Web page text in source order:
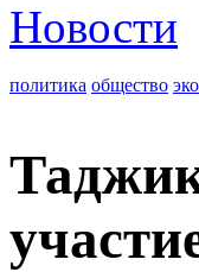
Новости
политика общество